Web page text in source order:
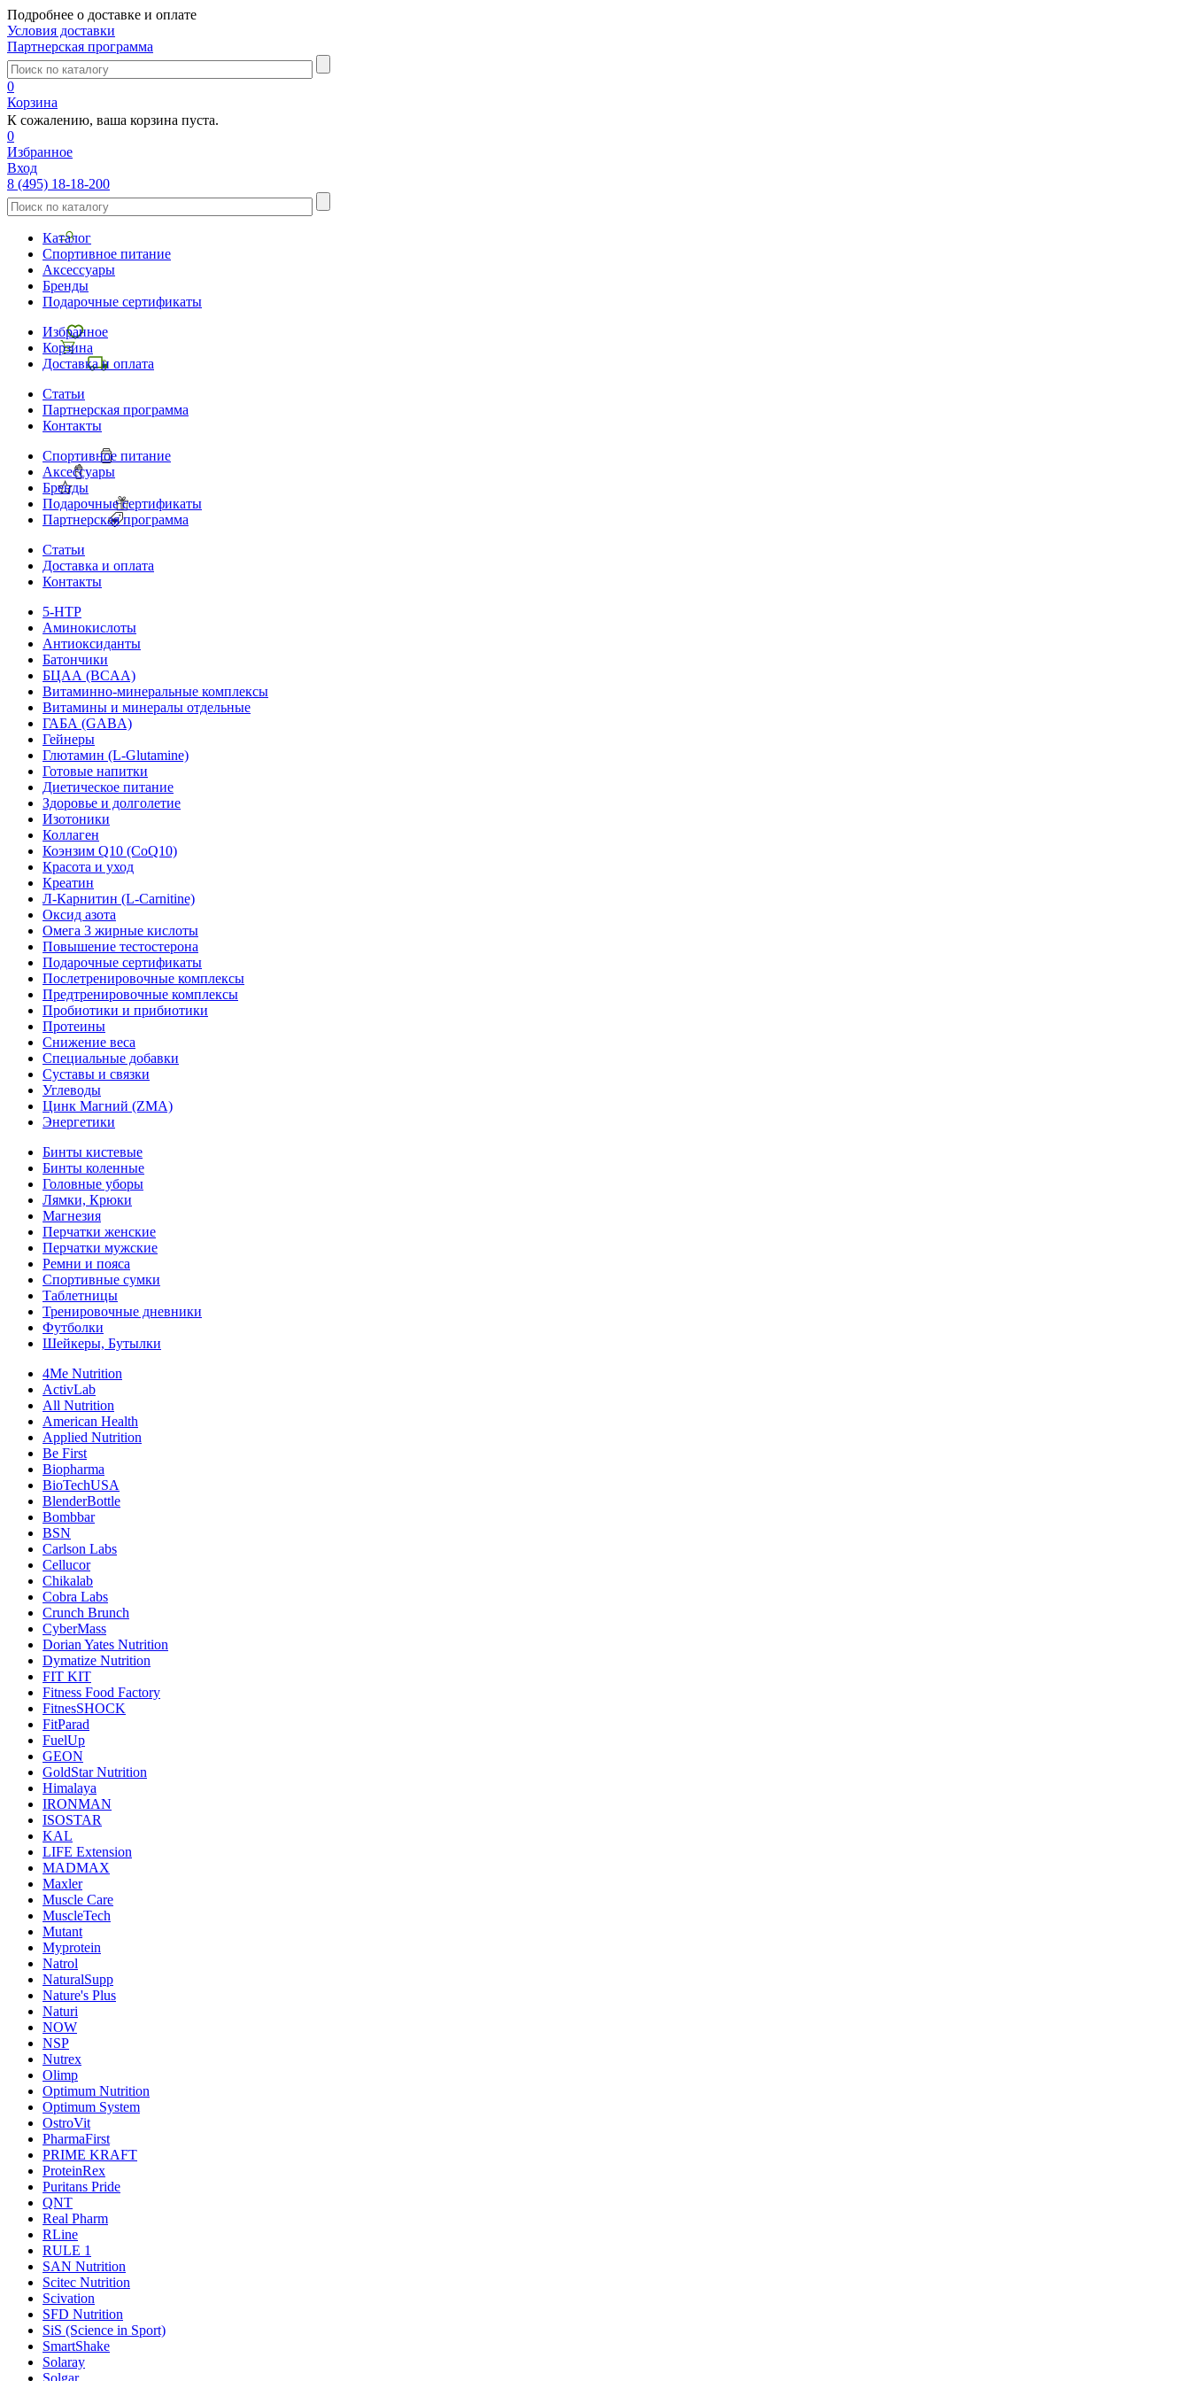
Подробнее о доставке и оплате
Условия доставки
Партнерская программа
0
Корзина
К сожалению, ваша корзина пуста.
0
Избранное
Вход
8 (495) 18-18-200
Каталог
Спортивное питание
Аксессуары
Бренды
Подарочные сертификаты
Избранное
Корзина
Доставка и оплата
Статьи
Партнерская программа
Контакты
Спортивное питание
Аксессуары
Бренды
Подарочные сертификаты
Партнерская программа
Статьи
Доставка и оплата
Контакты
5-HTP
Аминокислоты
Антиоксиданты
Батончики
БЦАА (BCAA)
Витаминно-минеральные комплексы
Витамины и минералы отдельные
ГАБА (GABA)
Гейнеры
Глютамин (L-Glutamine)
Готовые напитки
Диетическое питание
Здоровье и долголетие
Изотоники
Коллаген
Коэнзим Q10 (CoQ10)
Красота и уход
Креатин
Л-Карнитин (L-Сarnitine)
Оксид азота
Омега 3 жирные кислоты
Повышение тестостерона
Подарочные сертификаты
Послетренировочные комплексы
Предтренировочные комплексы
Пробиотики и прибиотики
Протеины
Снижение веса
Специальные добавки
Суставы и связки
Углеводы
Цинк Магний (ZMA)
Энергетики
Бинты кистевые
Бинты коленные
Головные уборы
Лямки, Крюки
Магнезия
Перчатки женские
Перчатки мужские
Ремни и пояса
Спортивные сумки
Таблетницы
Тренировочные дневники
Футболки
Шейкеры, Бутылки
4Me Nutrition
ActivLab
All Nutrition
American Health
Applied Nutrition
Be First
Biopharma
BioTechUSA
BlenderBottle
Bombbar
BSN
Carlson Labs
Cellucor
Chikalab
Cobra Labs
Crunch Brunch
CyberMass
Dorian Yates Nutrition
Dymatize Nutrition
FIT KIT
Fitness Food Factory
FitnesSHOCK
FitParad
FuelUp
GEON
GoldStar Nutrition
Himalaya
IRONMAN
ISOSTAR
KAL
LIFE Extension
MADMAX
Maxler
Muscle Care
MuscleTech
Mutant
Myprotein
Natrol
NaturalSupp
Nature's Plus
Naturi
NOW
NSP
Nutrex
Olimp
Optimum Nutrition
Optimum System
OstroVit
PharmaFirst
PRIME KRAFT
ProteinRex
Puritans Pride
QNT
Real Pharm
RLine
RULE 1
SAN Nutrition
Scitec Nutrition
Scivation
SFD Nutrition
SiS (Science in Sport)
SmartShake
Solaray
Solgar